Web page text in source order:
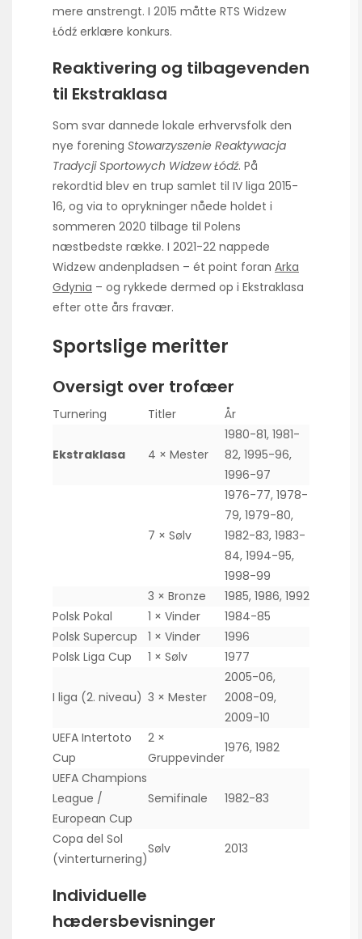
mere anstrengt. I 2015 måtte RTS Widzew
Łódź erklære konkurs.
Reaktivering og tilbagevenden
til Ekstraklasa
Som svar dannede lokale erhvervsfolk den
nye forening Stowarzyszenie Reaktywacja
Tradycji Sportowych Widzew Łódź. På
rekordtid blev en trup samlet til IV liga 2015-
16, og via to oprykninger nåede holdet i
sommeren 2020 tilbage til Polens
næstbedste række. I 2021-22 nappede
Widzew andenpladsen – ét point foran Arka
Gdynia – og rykkede dermed op i Ekstraklasa
efter otte års fravær.
Sportslige meritter
Oversigt over trofæer
Turnering Titler År
Ekstraklasa 4 × Mester
1980-81, 1981-
82, 1995-96,
1996-97
7 × Sølv
1976-77, 1978-
79, 1979-80,
1982-83, 1983-
84, 1994-95,
1998-99
3 × Bronze
1985, 1986, 1992
Polsk Pokal
1 × Vinder
1984-85
Polsk Supercup
1 × Vinder
1996
Polsk Liga Cup
1 × Sølv 1977
I liga (2. niveau) 3 × Mester
2005-06,
2008-09,
2009-10
UEFA Intertoto
Cup
2 ×
Gruppevinder
1976, 1982
UEFA Champions
League /
European Cup
Semifinale 1982-83
Copa del Sol
(vinterturnering)
Sølv 2013
Individuelle
hædersbevisninger